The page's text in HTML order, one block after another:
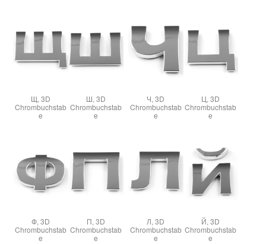
Щ, 3D
Chrombuchstab
e
Ш, 3D
Chrombuchstab
e
Ч, 3D
Chrombuchstab
e
Ц, 3D
Chrombuchstab
e
Ф, 3D
Chrombuchstab
e
П, 3D
Chrombuchstab
e
Л, 3D
Chrombuchstab
e
Й, 3D
Chrombuchstab
e